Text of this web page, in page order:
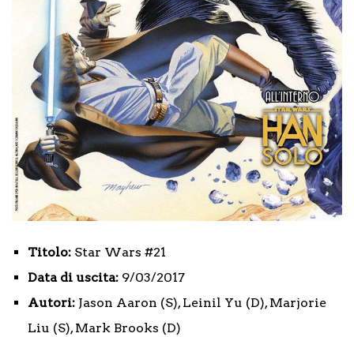
Titolo: Star Wars #21
Data di uscita: 9/03/2017
Autori: Jason Aaron (S), Leinil Yu (D), Marjorie
Liu (S), Mark Brooks (D)